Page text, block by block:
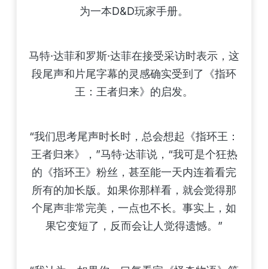
为一本D&D玩家手册。
马特·达菲和罗斯·达菲在接受采访时表示，这
段尾声和片尾字幕的灵感确实受到了《指环
王：王者归来》的启发。
“我们思考尾声时长时，总会想起《指环王：
王者归来》，”马特·达菲说，“我可是个狂热
的《指环王》粉丝，甚至能一天内连着看完
所有的加长版。如果你那样看，就会觉得那
个尾声非常完美，一点也不长。事实上，如
果它变短了，反而会让人觉得遗憾。”